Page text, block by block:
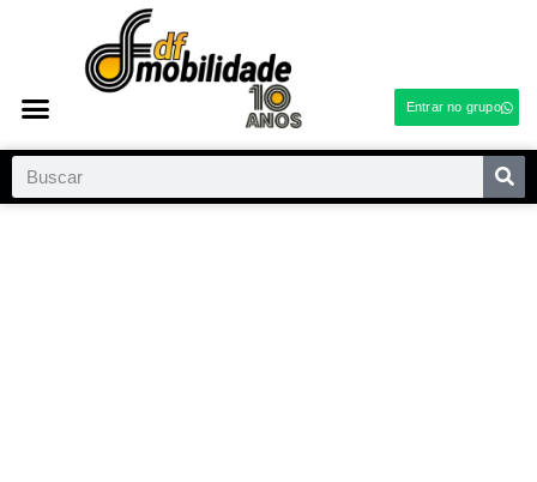
Entrar no grupo